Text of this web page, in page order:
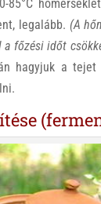
85°C
legalább. (A
a főzési időt
hagyjuk a tejet